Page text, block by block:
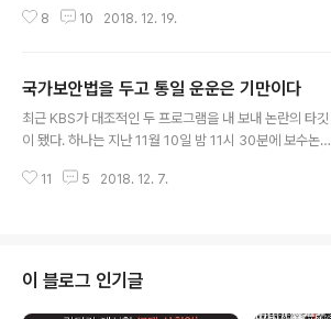
합군사력 7위인 대한민국이 23위인 북한이 두려워 세계 1
상실하는게 두려워 온갖 이유로 회담을 미적거리고 있는
것이 아닌가? 주한미군 주둔비 협상이 또 결렬됐다. 주한미
군 주둔비 협상이 결렬된 이유는 분담금 차이 때문이다. 방
이다. 한미는 1991년 첫 협정을 시작으로 총 9차례 특별협
8 10 2018. 12. 19.
국가보안법을 두고 통일 운운은 기만이다
최근 KBS가 대조적인 두 프로그램을 내 보내 논란의 타깃
이 됐다. 하나는 지난 11월 10일 밤 11시 30분에 보수논객
월 4일 "나는 공산당이 좋다"고 말해 화제의 중심에 섰던
가 ‘오늘밤 김재동’을 기획한 것은 '건강하고 간편한 야식
같은' 시사토크쇼를 진행하겠다는 의도였다. 그런데 ‘재미
11 5 2018. 12. 7.
이 블로그 인기글